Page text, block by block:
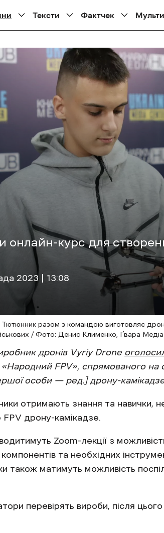
Тексти Фактчек
онлайн-курс для
2023 | 13:08
разом з командою виготовляє
/ Фото: Денис Клименко, Ґвара Медіа
дронів Vyriy Drone
FPV», спрямованого на
особи — ред.] дрону-
отримають знання та навички,
дрону-камікадзе.
Zoom-лекції з
та необхідних
також матимуть можливість
перевірять вироби, після